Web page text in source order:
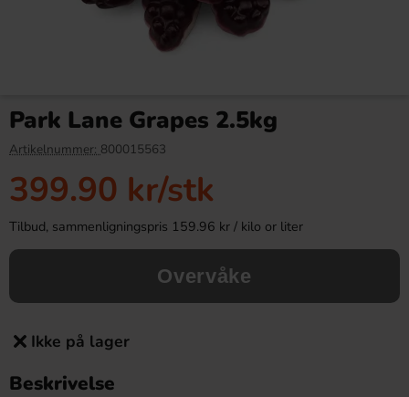
Chips Korv med bröd 150g
Köp
Jordgubb 40g
Park Lane Grapes 2.5kg
Artikelnummer: 800015563
399.90 kr/stk
Tilbud, sammenligningspris 159.96 kr / kilo or liter
Overvåke
Ikke på lager
Beskrivelse